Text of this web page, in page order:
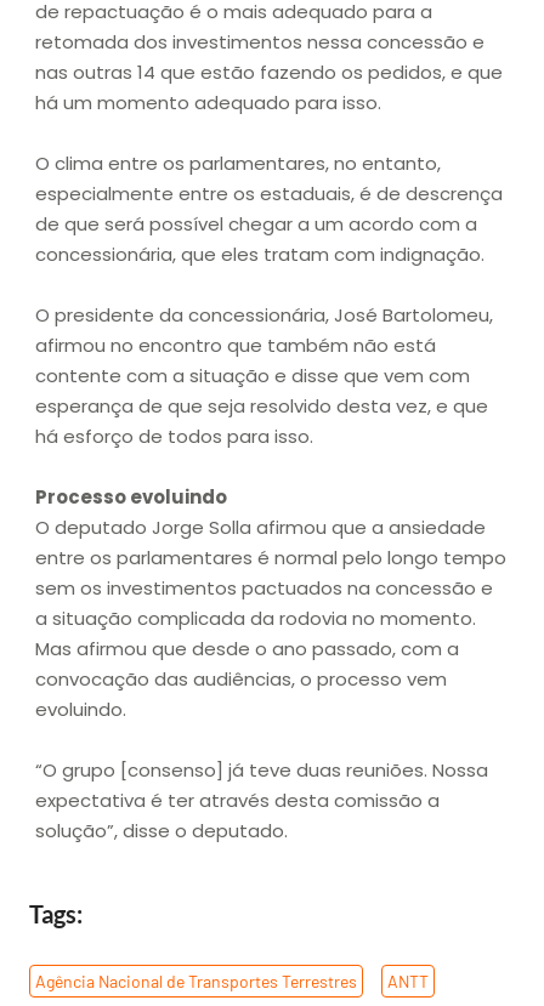
de repactuação é o mais adequado para a
retomada dos investimentos nessa concessão e
nas outras 14 que estão fazendo os pedidos, e que
há um momento adequado para isso.
O clima entre os parlamentares, no entanto,
especialmente entre os estaduais, é de descrença
de que será possível chegar a um acordo com a
concessionária, que eles tratam com indignação.
O presidente da concessionária, José Bartolomeu,
afirmou no encontro que também não está
contente com a situação e disse que vem com
esperança de que seja resolvido desta vez, e que
há esforço de todos para isso.
Processo evoluindo
O deputado Jorge Solla afirmou que a ansiedade
entre os parlamentares é normal pelo longo tempo
sem os investimentos pactuados na concessão e
a situação complicada da rodovia no momento.
Mas afirmou que desde o ano passado, com a
convocação das audiências, o processo vem
evoluindo.
“O grupo [consenso] já teve duas reuniões. Nossa
expectativa é ter através desta comissão a
solução”, disse o deputado.
Tags:
Agência Nacional de Transportes Terrestres ANTT